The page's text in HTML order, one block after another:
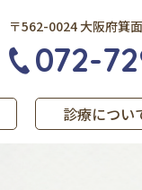
〒562-0024 ⼤阪府箕
072-
診療につい